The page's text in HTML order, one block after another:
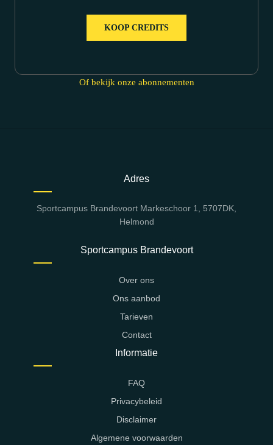
KOOP CREDITS
Of bekijk onze abonnementen
Adres
Sportcampus Brandevoort Markeschoor 1, 5707DK,
Helmond
Sportcampus Brandevoort
Over ons
Ons aanbod
Tarieven
Contact
Informatie
FAQ
Privacybeleid
Disclaimer
Algemene voorwaarden